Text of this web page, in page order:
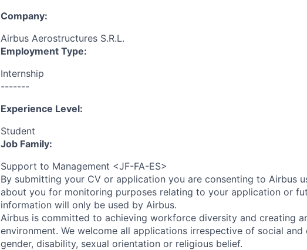
Company:
Airbus Aerostructures S.R.L.
Employment Type:
Internship
-------
Experience Level:
Student
Job Family:
Support to Management <JF-FA-ES>
By submitting your CV or application you are consenting to Airbus
about you for monitoring purposes relating to your application or
information will only be used by Airbus.
Airbus is committed to achieving workforce diversity and creating
environment. We welcome all applications irrespective of social
gender, disability, sexual orientation or religious belief.